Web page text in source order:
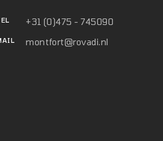
+31 (0)475 - 745090
montfort@rovadi.nl